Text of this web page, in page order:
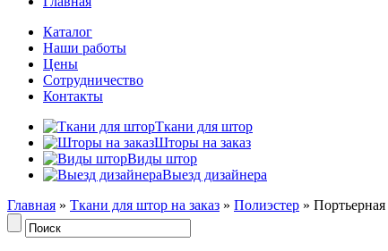
Каталог
Наши работы
Цены
Сотрудничество
Контакты
Ткани для штор
Шторы на заказ
Виды штор
Выезд дизайнера
Главная » Ткани для штор на заказ » Полиэстер »